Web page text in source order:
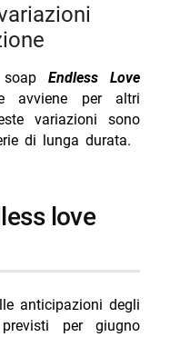
soapEndless Love
avviene per altri
variazioni sono
di lunga durata.
anticipazioni degli
per giugno